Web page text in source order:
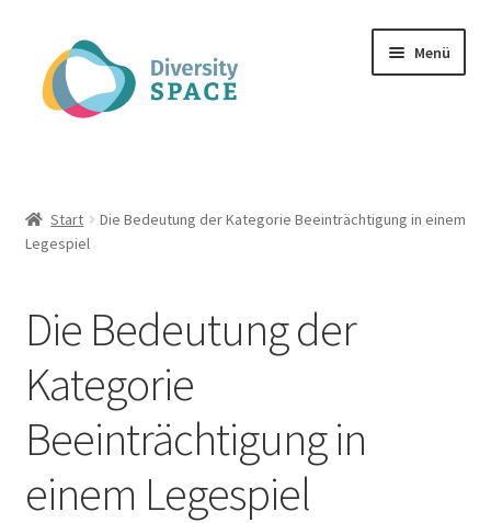
Navigation
springen
Inhalt
springen
Menü
Infos zu dem Projekt
Kontakt
FAQ
Mein Konto
Start
Die Bedeutung der Kategorie Beeinträchtigung in einem
Legespiel
Die Bedeutung der
Kategorie
Beeinträchtigung in
einem Legespiel